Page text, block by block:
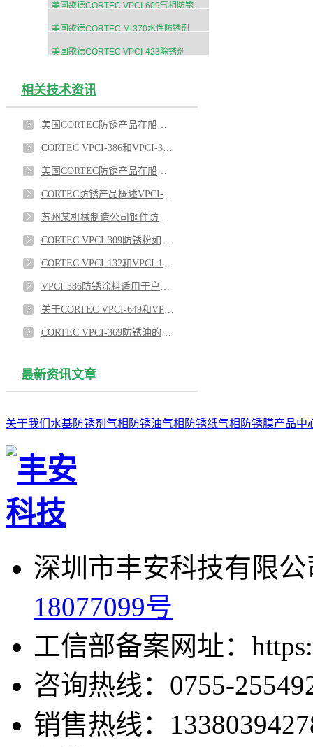
美国歌德CORTEC VPCI-609气相防锈粉末
美国歌德CORTEC M-370水性防锈剂
美国歌德CORTEC VPCI-423除锈剂
相关技术资讯
最新资讯文章
关于我们 水基防锈剂 气相防锈油气相防锈纸气相防锈膜产品中
深圳市丰安科技有限
18077099号
工信部备案网址：
咨询热线：0755-
销售热线：